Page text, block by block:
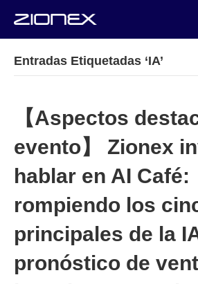
Entradas Etiquetadas ‘IA’
【Aspectos
evento】 Zionex
hablar en AI Café:
rompiendo los
principales de la
pronóstico de